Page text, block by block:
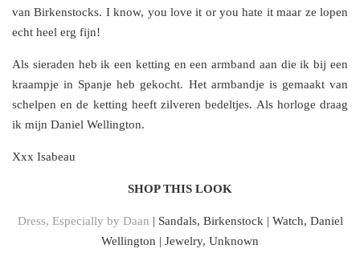
van Birkenstocks. I know, you love it or you hate it maar ze lopen
echt heel erg fijn!
Als sieraden heb ik een ketting en een armband aan die ik bij een
kraampje in Spanje heb gekocht. Het armbandje is gemaakt van
schelpen en de ketting heeft zilveren bedeltjes. Als horloge draag
ik mijn Daniel Wellington.
Xxx Isabeau
SHOP THIS LOOK
Dress, Especially by Daan | Sandals, Birkenstock | Watch, Daniel
Wellington | Jewelry, Unknown